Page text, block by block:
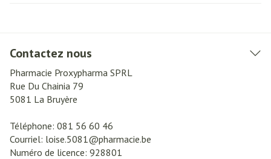
Contactez nous
Pharmacie Proxypharma SPRL
Rue Du Chainia 79
5081 La Bruyère
Téléphone: 081 56 60 46
Courriel: loise.5081@pharmacie.be
Numéro de licence: 928801